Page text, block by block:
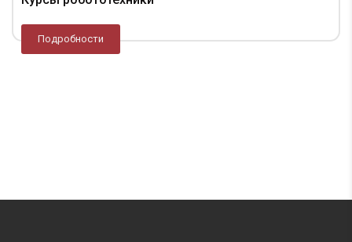
Подробности